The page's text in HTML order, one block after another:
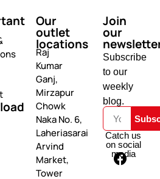
Our
outlet
locations
Raj
Kumar
Ganj,
Mirzapur
Chowk
Naka No. 6,
Laheriasarai
Arvind
Market,
Tower
Join
our
Subscribe
to our
weekly
blog.
Catch us
on social
media